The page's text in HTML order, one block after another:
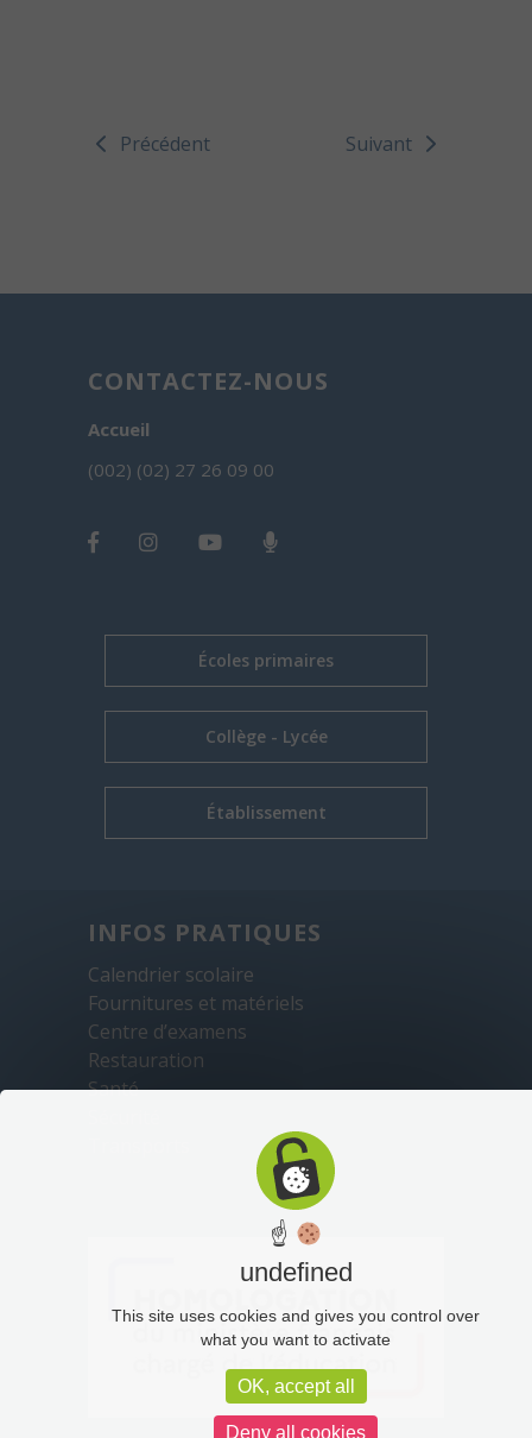
Précédent Suivant
CONTACTEZ-NOUS
Accueil
(002) (02) 27 26 09 00
Écoles primaires
Collège - Lycée
Établissement
INFOS PRATIQUES
Calendrier scolaire
Fournitures et matériels
Centre d’examens
Restauration
Santé
☝
undefined
This site uses cookies and gives you control over
what you want to activate
OK, accept all
Deny all cookies